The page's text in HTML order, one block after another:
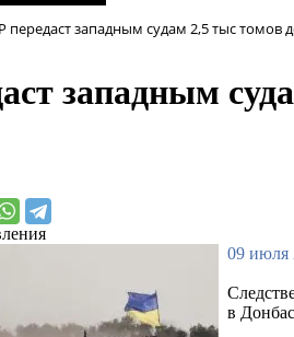
передаст западным судам 2,5 тыс томов
западным
09 июля
в